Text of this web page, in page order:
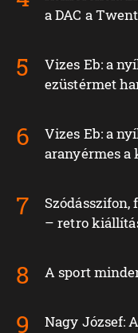
a DAC a
Vizes Eb: a
ezüstérmet
Vizes Eb: a
aranyérmes a
– retro
A sport
Nagy József: